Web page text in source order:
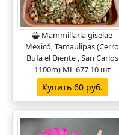
Mammillaria giselae
Mexicó, Tamaulipas (Cerro
Bufa el Diente , San Carlos
1100m) ML 677 10 шт
Купить 60 руб.